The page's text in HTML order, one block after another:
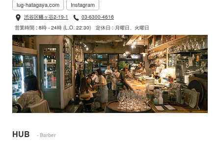
lug-hatagaya.com Instagram
渋谷区幡ヶ谷2-19-1
03-6300-4616
営業時間 : 8時 - 24時 (L.O. 22:30)
定休日 : 月曜日、火曜日
HUB - Barber